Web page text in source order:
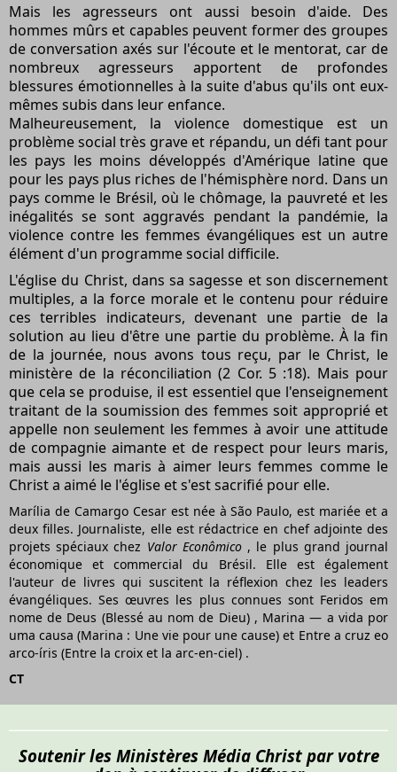
Mais les agresseurs ont aussi besoin d'aide. Des
hommes mûrs et capables peuvent former des groupes
de conversation axés sur l'écoute et le mentorat, car de
nombreux agresseurs apportent de profondes
blessures émotionnelles à la suite d'abus qu'ils ont eux-
mêmes subis dans leur enfance.
Malheureusement, la violence domestique est un
problème social très grave et répandu, un défi tant pour
les pays les moins développés d'Amérique latine que
pour les pays plus riches de l'hémisphère nord. Dans un
pays comme le Brésil, où le chômage, la pauvreté et les
inégalités se sont aggravés pendant la pandémie, la
violence contre les femmes évangéliques est un autre
élément d'un programme social difficile.
L'église du Christ, dans sa sagesse et son discernement
multiples, a la force morale et le contenu pour réduire
ces terribles indicateurs, devenant une partie de la
solution au lieu d'être une partie du problème. À la fin
de la journée, nous avons tous reçu, par le Christ, le
ministère de la réconciliation (2 Cor. 5 :18). Mais pour
que cela se produise, il est essentiel que l'enseignement
traitant de la soumission des femmes soit approprié et
appelle non seulement les femmes à avoir une attitude
de compagnie aimante et de respect pour leurs maris,
mais aussi les maris à aimer leurs femmes comme le
Christ a aimé le l'église et s'est sacrifié pour elle.
Marília de Camargo Cesar est née à São Paulo, est mariée et a
deux filles. Journaliste, elle est rédactrice en chef adjointe des
projets spéciaux chez Valor Econômico, le plus grand journal
économique et commercial du Brésil. Elle est également
l'auteur de livres qui suscitent la réflexion chez les leaders
évangéliques. Ses œuvres les plus connues sont Feridos em
nome de Deus (Blessé au nom de Dieu), Marina — a vida por
uma causa (Marina : Une vie pour une cause) et Entre a cruz eo
arco-íris (Entre la croix et la arc-en-ciel) .
CT
Soutenir les Ministères Média Christ par votre